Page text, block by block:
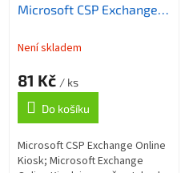
Microsoft CSP Exchange
měsíc, vyúčtování
Není skladem
81 Kč / ks
Do košíku
Microsoft CSP Exchange Online
Kiosk; Microsoft Exchange